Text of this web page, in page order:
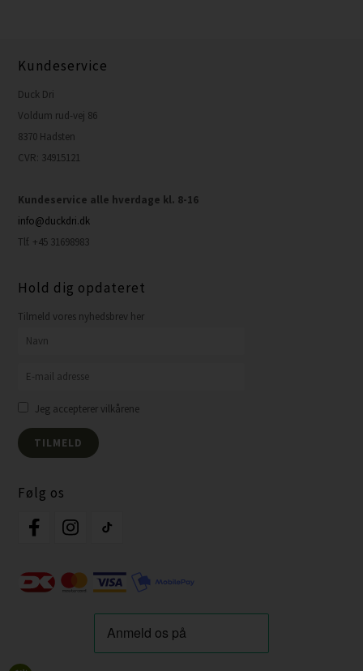
Kundeservice
Duck Dri
Voldum rud-vej 86
8370 Hadsten
CVR: 34915121
Kundeservice alle hverdage kl. 8-16
info@duckdri.dk
Tlf. +45 31698983
Hold dig opdateret
Tilmeld vores nyhedsbrev her
Jeg accepterer vilkårene
Følg os